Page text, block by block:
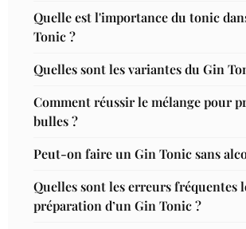
Quelle est l'importance du tonic
Tonic ?
Quelles sont les variantes du Gin
Comment réussir le mélange pour
bulles ?
Peut-on faire un Gin Tonic sans
Quelles sont les erreurs fréquentes
préparation d’un Gin Tonic ?